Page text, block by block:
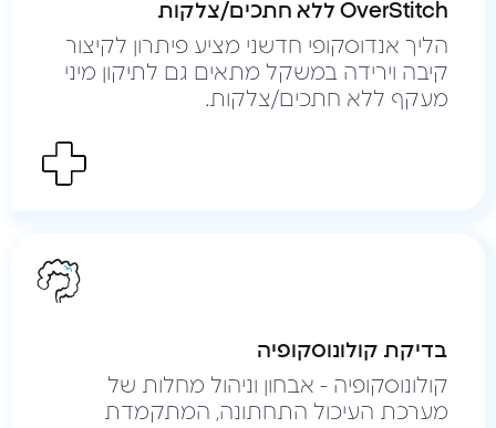
OverStitch ללא חתכים/צלקות
הליך אנדוסקופי חדשני מציע פיתרון לקיצור
קיבה וירידה במשקל מתאים גם לתיקון מיני
מעקף ללא חתכים/צלקות.
בדיקת קולונוסקופיה
קולונוסקופיה - אבחון וניהול מחלות של
מערכת העיכול התחתונה, המתקמדת